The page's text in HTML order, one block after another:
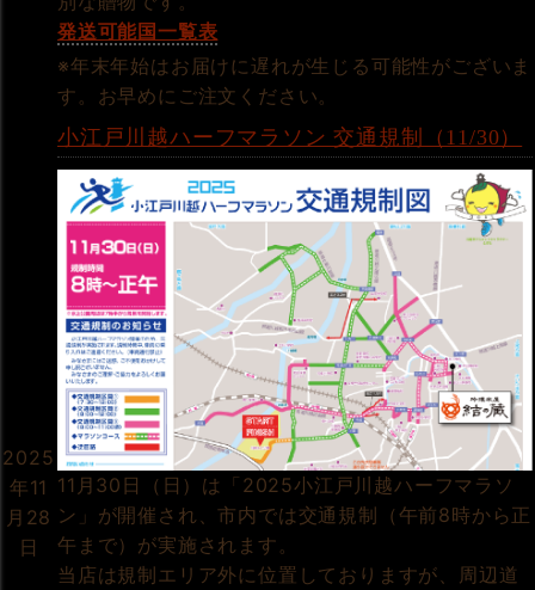
発送可能国一覧表
※年末年始はお届けに遅れが生じる可能性がございま
す。お早めにご注文ください。
2025
年11
月28
日
小江戸川越ハーフマラソン 交通規制（11/30）
11月30日（日）は「2025小江戸川越ハーフマラソ
ン」が開催され、市内では交通規制（午前8時から正
午まで）が実施されます。
当店は規制エリア外に位置しておりますが、周辺道